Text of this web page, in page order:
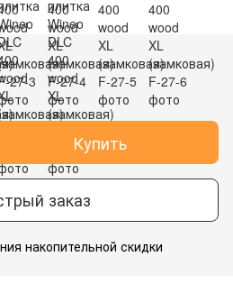
Купить
заказ
накопительной скидки